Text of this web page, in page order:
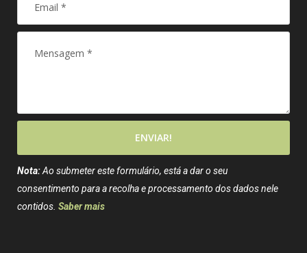
ENVIAR!
Nota:Ao submeter este formulário, está a dar o seu
consentimento para a recolha e processamento dos dados nele
contidos. Saber mais